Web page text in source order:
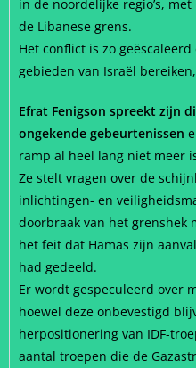
in de noordelijke regio’s,
de Libanese grens.
Het conflict is zo
gebieden van Israël
Efrat Fenigson spreekt zijn
ongekende gebeurtenissen
ramp al heel lang niet meer
Ze stelt vragen over de
inlichtingen- en
doorbraak van het grenshek
het feit dat Hamas zijn
had gedeeld.
Er wordt gespeculeerd over
hoewel deze onbevestigd
herpositionering van IDF-
aantal troepen die de